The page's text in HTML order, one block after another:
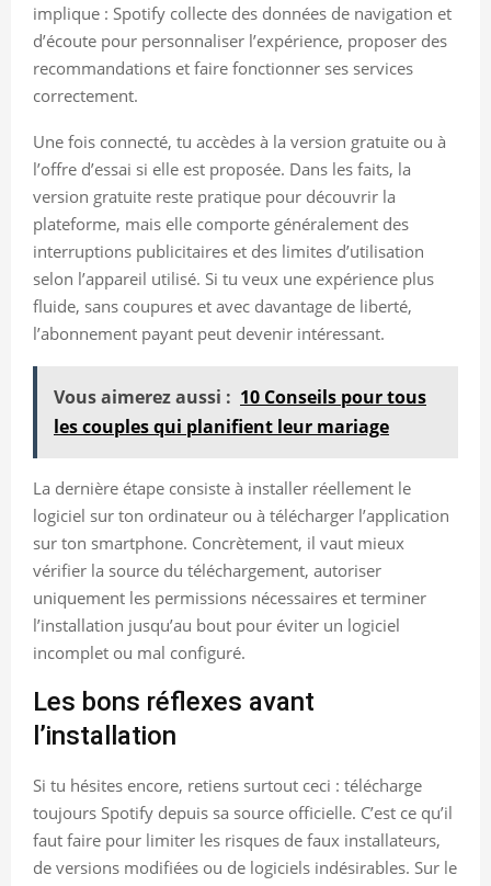
implique : Spotify collecte des données de navigation et
d’écoute pour personnaliser l’expérience, proposer des
recommandations et faire fonctionner ses services
correctement.
Une fois connecté, tu accèdes à la version gratuite ou à
l’offre d’essai si elle est proposée. Dans les faits, la
version gratuite reste pratique pour découvrir la
plateforme, mais elle comporte généralement des
interruptions publicitaires et des limites d’utilisation
selon l’appareil utilisé. Si tu veux une expérience plus
fluide, sans coupures et avec davantage de liberté,
l’abonnement payant peut devenir intéressant.
Vous aimerez aussi : 10 Conseils pour tous
les couples qui planifient leur mariage
La dernière étape consiste à installer réellement le
logiciel sur ton ordinateur ou à télécharger l’application
sur ton smartphone. Concrètement, il vaut mieux
vérifier la source du téléchargement, autoriser
uniquement les permissions nécessaires et terminer
l’installation jusqu’au bout pour éviter un logiciel
incomplet ou mal configuré.
Les bons réflexes avant
l’installation
Si tu hésites encore, retiens surtout ceci : télécharge
toujours Spotify depuis sa source officielle. C’est ce qu’il
faut faire pour limiter les risques de faux installateurs,
de versions modifiées ou de logiciels indésirables. Sur le